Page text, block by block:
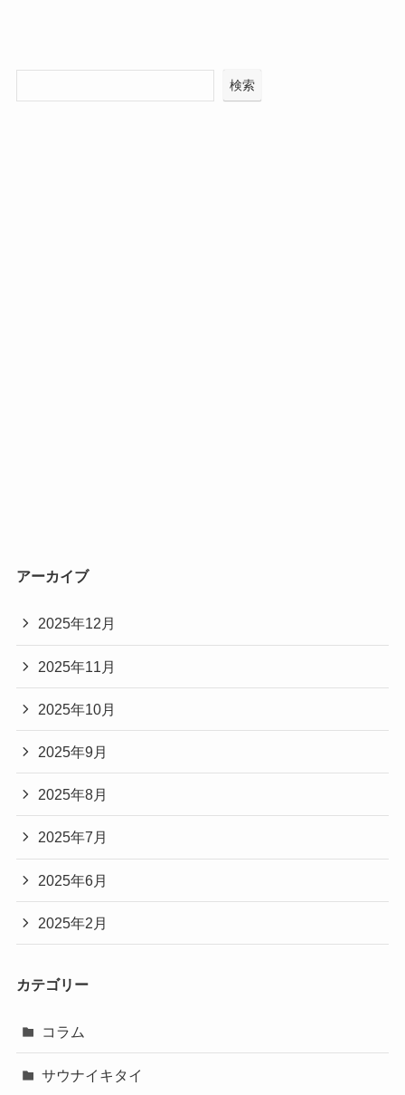
検索
アーカイブ
2025年12月
2025年11月
2025年10月
2025年9月
2025年8月
2025年7月
2025年6月
2025年2月
カテゴリー
コラム
サウナイキタイ